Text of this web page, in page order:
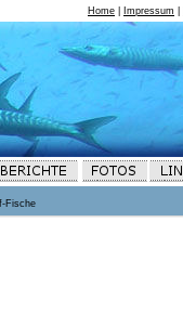
Home Impressum
Fische